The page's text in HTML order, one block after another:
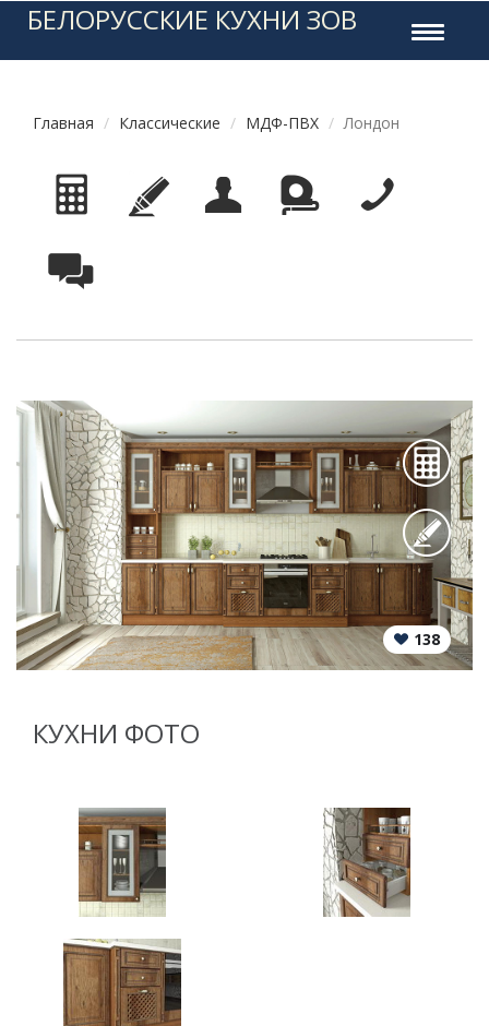
Toggle
БЕЛОРУССКИЕ КУХНИ ЗОВ
Главная Классические МДФ-ПВХ Лондон
138
КУХНИ ФОТО